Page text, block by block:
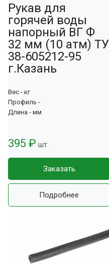
Рукав для
горячей воды
напорный ВГ Ф
32 мм (10 атм) ТУ
38-605212-95
г.Казань
Вес - кг
Профиль -
Длина - мм
395 ₽ шт.
Заказать
Подробнее